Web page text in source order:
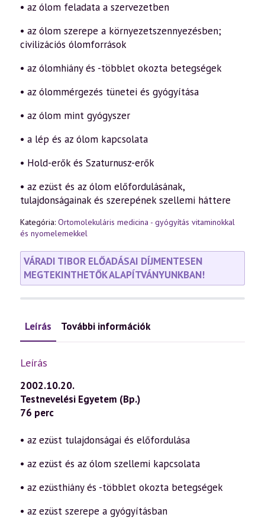
• az ólom feladata a szervezetben
• az ólom szerepe a környezetszennyezésben;
civilizációs ólomforrások
• az ólomhiány és -többlet okozta betegségek
• az ólommérgezés tünetei és gyógyítása
• az ólom mint gyógyszer
• a lép és az ólom kapcsolata
• Hold-erők és Szaturnusz-erők
• az ezüst és az ólom előfordulásának,
tulajdonságainak és szerepének szellemi háttere
Kategória: Ortomolekuláris medicina - gyógyítás vitaminokkal
és nyomelemekkel
VÁRADI TIBOR ELŐADÁSAI DÍJMENTESEN
MEGTEKINTHETŐK ALAPÍTVÁNYUNKBAN!
Leírás További információk
Leírás
2002.10.20.
Testnevelési Egyetem (Bp.)
76 perc
• az ezüst tulajdonságai és előfordulása
• az ezüst és az ólom szellemi kapcsolata
• az ezüsthiány és -többlet okozta betegségek
• az ezüst szerepe a gyógyításban